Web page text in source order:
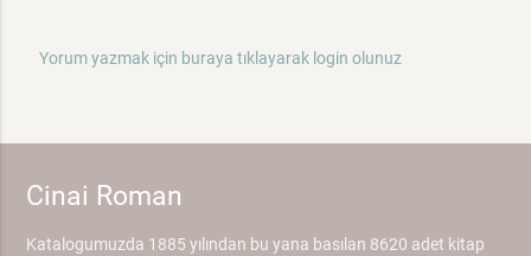
Yorum yazmak için buraya tıklayarak login olunuz
Cinai Roman
Katalogumuzda 1885 yılından bu yana basılan 8620 adet kitap